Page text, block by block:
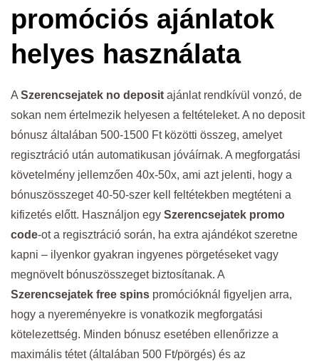
promóciós ajánlatok
helyes használata
A Szerencsejatek no deposit ajánlat rendkívül vonzó, de
sokan nem értelmezik helyesen a feltételeket. A no deposit
bónusz általában 500-1500 Ft közötti összeg, amelyet
regisztráció után automatikusan jóváírnak. A megforgatási
követelmény jellemzően 40x-50x, ami azt jelenti, hogy a
bónuszösszeget 40-50-szer kell feltétekben megtéteni a
kifizetés előtt. Használjon egy Szerencsejatek promo
code-ot a regisztráció során, ha extra ajándékot szeretne
kapni – ilyenkor gyakran ingyenes pörgetéseket vagy
megnövelt bónuszösszeget biztosítanak. A
Szerencsejatek free spins promócióknál figyeljen arra,
hogy a nyereményekre is vonatkozik megforgatási
kötelezettség. Minden bónusz esetében ellenőrizze a
maximális tétet (általában 500 Ft/pörgés) és az